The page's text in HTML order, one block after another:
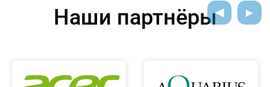
Наши партнёры